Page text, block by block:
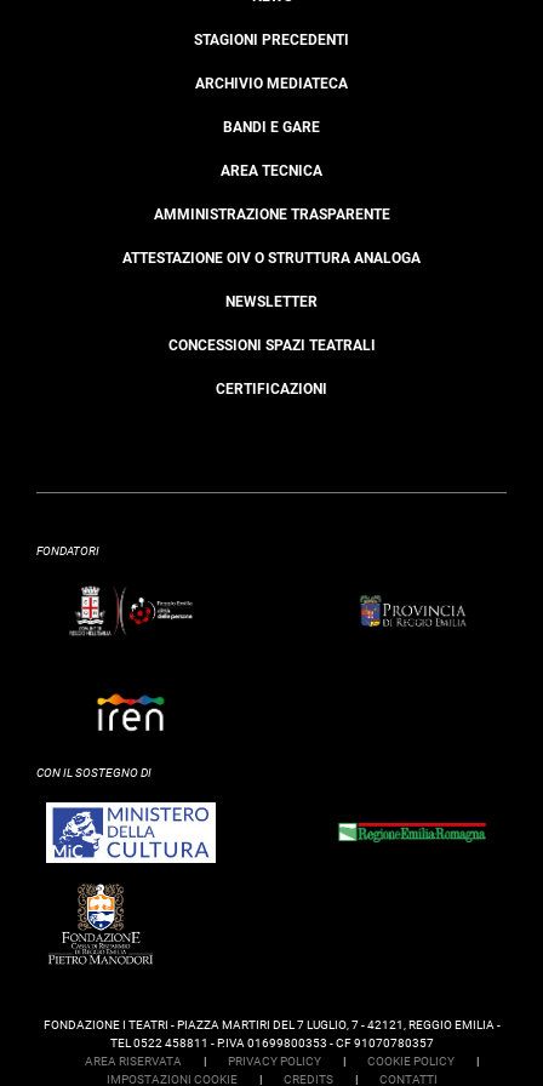
STAGIONI PRECEDENTI
ARCHIVIO MEDIATECA
BANDI E GARE
AREA TECNICA
AMMINISTRAZIONE TRASPARENTE
ATTESTAZIONE OIV O STRUTTURA ANALOGA
NEWSLETTER
CONCESSIONI SPAZI TEATRALI
CERTIFICAZIONI
FONDATORI
CON IL SOSTEGNO DI
FONDAZIONE I TEATRI - PIAZZA MARTIRI DEL 7 LUGLIO, 7 - 42121, REGGIO EMILIA -
TEL 0522 458811 - P.IVA 01699800353 - CF 91070780357
AREA RISERVATA
| PRIVACY POLICY | COOKIE POLICY
|
IMPOSTAZIONI COOKIE
| CREDITS | CONTATTI